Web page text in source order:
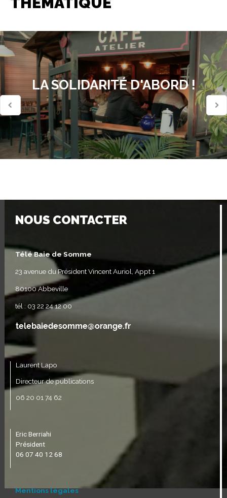
LA SOLIDARITÉ D'ABORD !
NOUS CONTACTER
Télé Baie de Somme
23 avenue du Président Vincent Auriol, Appt 1
80100 Abbeville
tél : 03 22 24 12 00
Laurent Lapo
Directeur de publications
06 20 01 74 62
Eric Berriahi
Président
06 07 40 12 68
Mentions légales